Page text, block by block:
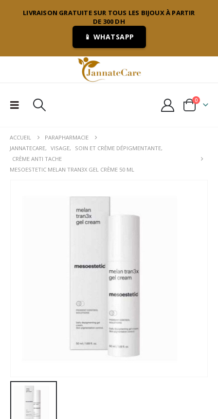
LIVRAISON GRATUITE SUR TOUS LES BIJOUX À PARTIR
DE 300 DH
📱 WHATSAPP
0
ACCUEIL
PARAPHARMACIE
JANNATECARE, VISAGE, SOIN ET CRÈME DÉPIGMENTANTE,
CRÈME ANTI TACHE
MESOESTETIC MELAN TRAN3X GEL CRÈME 50 ML